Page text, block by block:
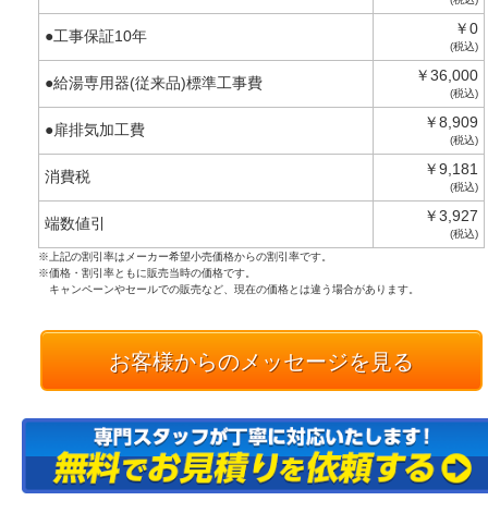
●工事保証10年 ￥0
(税込)
●給湯専用器(従来品)標準工事費 ￥36,000
(税込)
●扉排気加工費 ￥8,909
(税込)
消費税 ￥9,181
(税込)
端数値引 ￥3,927
(税込)
※上記の割引率はメーカー希望小売価格からの割引率です。
※価格・割引率ともに販売当時の価格です。
キャンペーンやセールでの販売など、現在の価格とは違う場合があります。
お客様からのメッセージを見る